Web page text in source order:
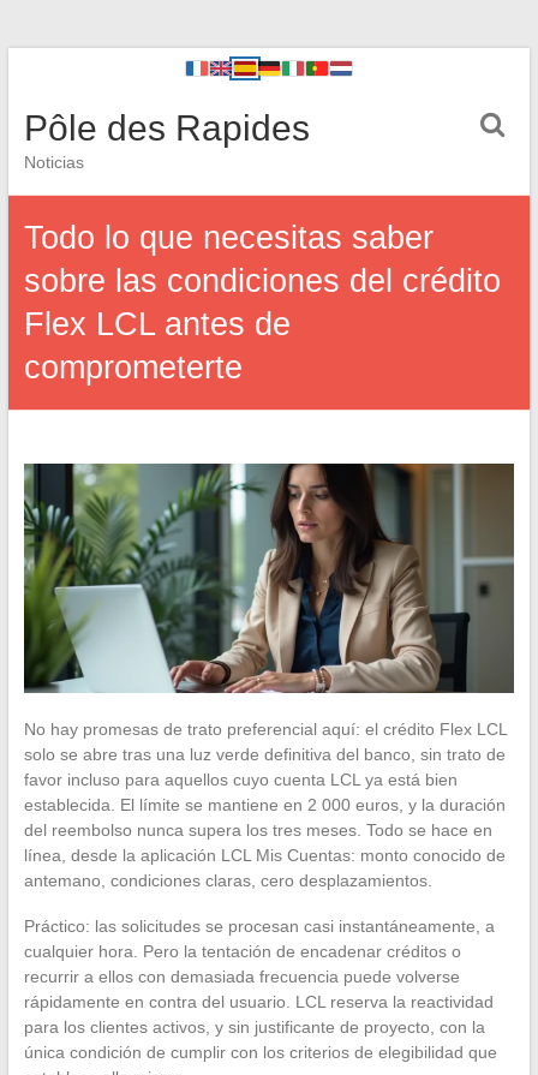
Pôle des Rapides
Noticias
Todo lo que necesitas saber
sobre las condiciones del crédito
Flex LCL antes de
comprometerte
No hay promesas de trato preferencial aquí: el crédito Flex LCL
solo se abre tras una luz verde definitiva del banco, sin trato de
favor incluso para aquellos cuyo cuenta LCL ya está bien
establecida. El límite se mantiene en 2 000 euros, y la duración
del reembolso nunca supera los tres meses. Todo se hace en
línea, desde la aplicación LCL Mis Cuentas: monto conocido de
antemano, condiciones claras, cero desplazamientos.
Práctico: las solicitudes se procesan casi instantáneamente, a
cualquier hora. Pero la tentación de encadenar créditos o
recurrir a ellos con demasiada frecuencia puede volverse
rápidamente en contra del usuario. LCL reserva la reactividad
para los clientes activos, y sin justificante de proyecto, con la
única condición de cumplir con los criterios de elegibilidad que